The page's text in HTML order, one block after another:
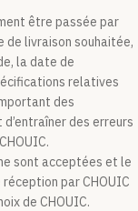
être passée par
de livraison souhaitée,
la date de
relatives
des
des erreurs
sont acceptées et le
réception par CHOUIC
de CHOUIC.